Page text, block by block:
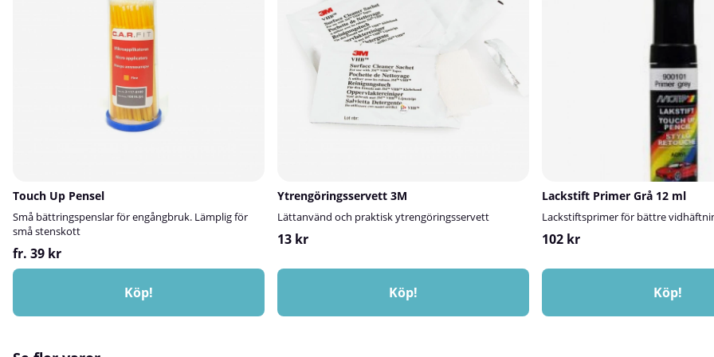
enkelt alternativ till starka rengöringsmedel⚠️ Viktigt
att tänka påAnvänd med viss försiktighet – svampen
har en lätt slipande effekt och kan lösa upp eller
matta ned känsliga ytor.Prova alltid på en liten, dold
avfettning och ytförberedelse innan limning,
lackering eller tejpmontering.Vanliga
branscher:Metallbearbetning • Skyltproduktion •
Transport- och fordonsindustri⚠️ OBS!3M
Ytrengöringsservett är inte ett desinfektionsmedel.
Touch Up Pensel
Små bättringspenslar för engångbruk. Lämplig för
små stenskott
fr. 39 kr
Köp!
Ytrengöringsservett 3M
Lättanvänd och praktisk ytrengöringsservett
13 kr
Köp!
Lackstift Primer Grå 12 ml
Lackstiftsprimer för bättre
102 kr
Köp!